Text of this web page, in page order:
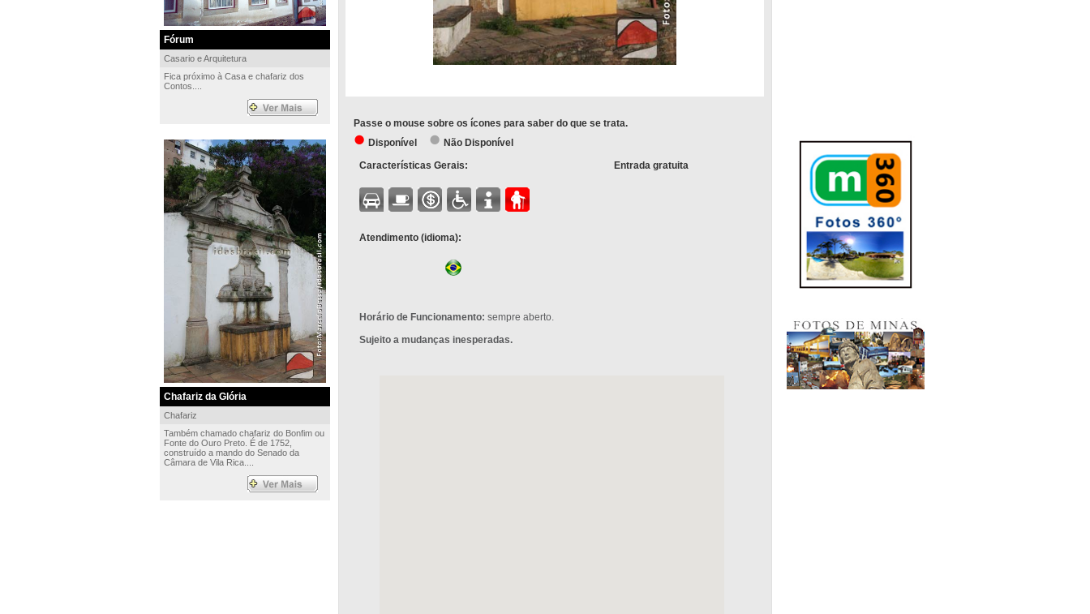
Fórum
Casario e Arquitetura
Fica próximo à Casa e chafariz dos
Contos....
Chafariz da Glória
Chafariz
Também chamado chafariz do Bonfim ou
Fonte do Ouro Preto. É de 1752,
construído a mando do Senado da
Câmara de Vila Rica....
Passe o mouse sobre os ícones para saber do que se trata.
Disponível
Não Disponível
Características Gerais:
Atendimento (idioma):
Entrada gratuita
Horário de Funcionamento: sempre aberto.
Sujeito a mudanças inesperadas.